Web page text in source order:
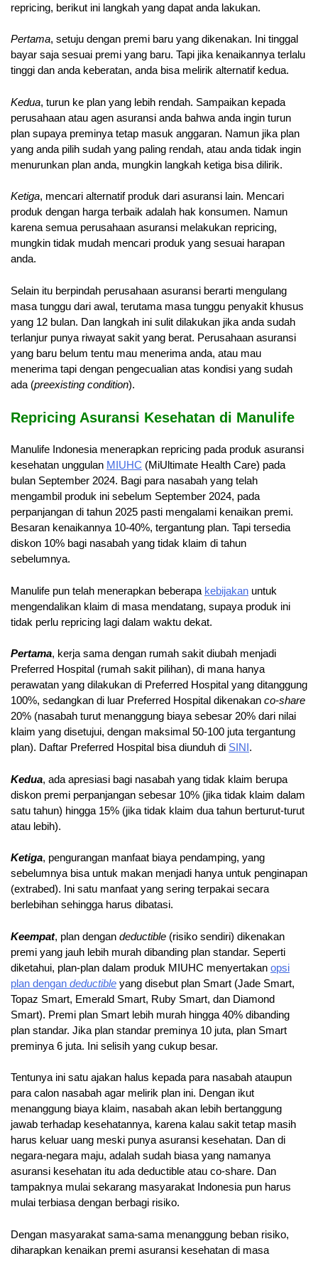
repricing, berikut ini langkah yang dapat anda lakukan.
Pertama, setuju dengan premi baru yang dikenakan. Ini tinggal
bayar saja sesuai premi yang baru. Tapi jika kenaikannya terlalu
tinggi dan anda keberatan, anda bisa melirik alternatif kedua.
Kedua, turun ke plan yang lebih rendah. Sampaikan kepada
perusahaan atau agen asuransi anda bahwa anda ingin turun
plan supaya preminya tetap masuk anggaran. Namun jika plan
yang anda pilih sudah yang paling rendah, atau anda tidak ingin
menurunkan plan anda, mungkin langkah ketiga bisa dilirik.
Ketiga, mencari alternatif produk dari asuransi lain. Mencari
produk dengan harga terbaik adalah hak konsumen. Namun
karena semua perusahaan asuransi melakukan repricing,
mungkin tidak mudah mencari produk yang sesuai harapan
anda.
Selain itu berpindah perusahaan asuransi berarti mengulang
masa tunggu dari awal, terutama masa tunggu penyakit khusus
yang 12 bulan. Dan langkah ini sulit dilakukan jika anda sudah
terlanjur punya riwayat sakit yang berat. Perusahaan asuransi
yang baru belum tentu mau menerima anda, atau mau
menerima tapi dengan pengecualian atas kondisi yang sudah
ada (preexisting condition).
Repricing Asuransi Kesehatan di Manulife
Manulife Indonesia menerapkan repricing pada produk asuransi
kesehatan unggulan MIUHC (MiUltimate Health Care) pada
bulan September 2024. Bagi para nasabah yang telah
mengambil produk ini sebelum September 2024, pada
perpanjangan di tahun 2025 pasti mengalami kenaikan premi.
Besaran kenaikannya 10-40%, tergantung plan. Tapi tersedia
diskon 10% bagi nasabah yang tidak klaim di tahun
sebelumnya.
Manulife pun telah menerapkan beberapa kebijakan untuk
mengendalikan klaim di masa mendatang, supaya produk ini
tidak perlu repricing lagi dalam waktu dekat.
Pertama, kerja sama dengan rumah sakit diubah menjadi
Preferred Hospital (rumah sakit pilihan), di mana hanya
perawatan yang dilakukan di Preferred Hospital yang ditanggung
100%, sedangkan di luar Preferred Hospital dikenakan co-share
20% (nasabah turut menanggung biaya sebesar 20% dari nilai
klaim yang disetujui, dengan maksimal 50-100 juta tergantung
plan). Daftar Preferred Hospital bisa diunduh di SINI.
Kedua, ada apresiasi bagi nasabah yang tidak klaim berupa
diskon premi perpanjangan sebesar 10% (jika tidak klaim dalam
satu tahun) hingga 15% (jika tidak klaim dua tahun berturut-turut
atau lebih).
Ketiga, pengurangan manfaat biaya pendamping, yang
sebelumnya bisa untuk makan menjadi hanya untuk penginapan
(extrabed). Ini satu manfaat yang sering terpakai secara
berlebihan sehingga harus dibatasi.
Keempat, plan dengan deductible (risiko sendiri) dikenakan
premi yang jauh lebih murah dibanding plan standar. Seperti
diketahui, plan-plan dalam produk MIUHC menyertakan opsi
plan dengan deductible yang disebut plan Smart (Jade Smart,
Topaz Smart, Emerald Smart, Ruby Smart, dan Diamond
Smart). Premi plan Smart lebih murah hingga 40% dibanding
plan standar. Jika plan standar preminya 10 juta, plan Smart
preminya 6 juta. Ini selisih yang cukup besar.
Tentunya ini satu ajakan halus kepada para nasabah ataupun
para calon nasabah agar melirik plan ini. Dengan ikut
menanggung biaya klaim, nasabah akan lebih bertanggung
jawab terhadap kesehatannya, karena kalau sakit tetap masih
harus keluar uang meski punya asuransi kesehatan. Dan di
negara-negara maju, adalah sudah biasa yang namanya
asuransi kesehatan itu ada deductible atau co-share. Dan
tampaknya mulai sekarang masyarakat Indonesia pun harus
mulai terbiasa dengan berbagi risiko.
Dengan masyarakat sama-sama menanggung beban risiko,
diharapkan kenaikan premi asuransi kesehatan di masa